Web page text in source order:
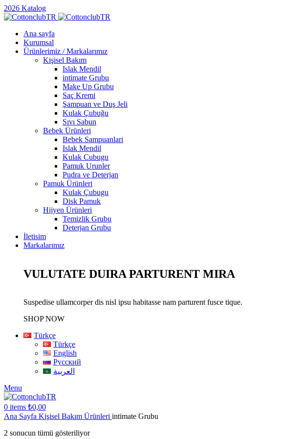
2026 Katalog
Ana sayfa
Kurumsal
Ürünlerimiz / Markalarımız
Kişisel Bakım
Islak Mendil
intimate Grubu
Make Up Grubu
Saç Kremi
Şampuan ve Duş Jeli
Kulak Çubuğu
Sıvı Sabun
Bebek Ürünleri
Bebek Sampuanlari
Islak Mendil
Kulak Cubugu
Pamuk Urunler
Pudra ve Deterjan
Pamuk Ürünleri
Kulak Çubugu
Disk Pamuk
Hijyen Ürünleri
Temizlik Grubu
Deterjan Grubu
İletisim
Markalarımız
VULUTATE DUIRA PARTURENT MIRA
Suspedise ullamcorper dis nisl ipsu habitasse nam parturent fusce tique.
SHOP NOW
Türkçe
Türkçe
English
Русский
العربية
Menu
0 items ₺0,00
Ana Sayfa Kişisel Bakım Ürünleri intimate Grubu
2 sonucun tümü gösteriliyor